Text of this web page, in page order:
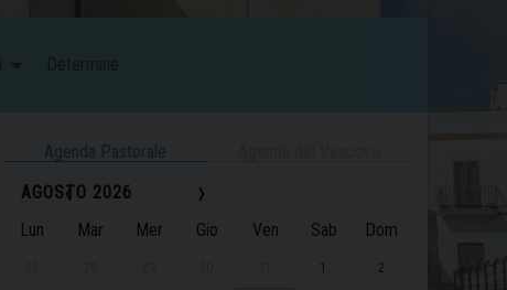
Agenda Pastorale
‹
AGOSTO 2026 ›
Lun Mar Mer Gio Ven Sab Dom
1 2